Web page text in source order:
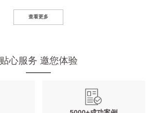
查看更多
贴心服务 邀您体验